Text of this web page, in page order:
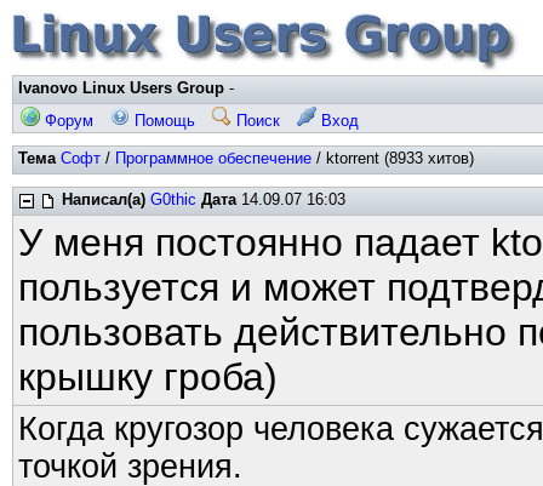
Ivanovo Linux Users Group -
Форум
Помощь Поиск Вход
Тема Софт / Программное обеспечение / ktorrent (8933 хитов)
Написал(а) G0thic Дата14.09.07 16:03
У меня постоянно падает
пользуется и может
пользовать действительно
крышку гроба)
Когда кругозор человека
точкой зрения.